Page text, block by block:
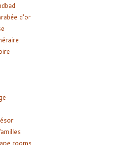
d’or
rooms